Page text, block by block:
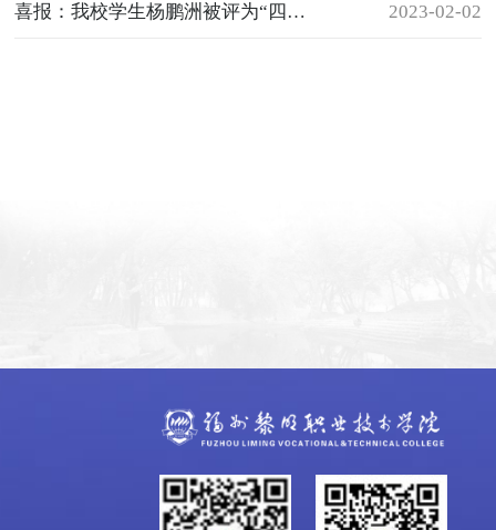
喜报：我校学生杨鹏洲被评为“四有”优秀士兵荣誉称号 2023-02-02